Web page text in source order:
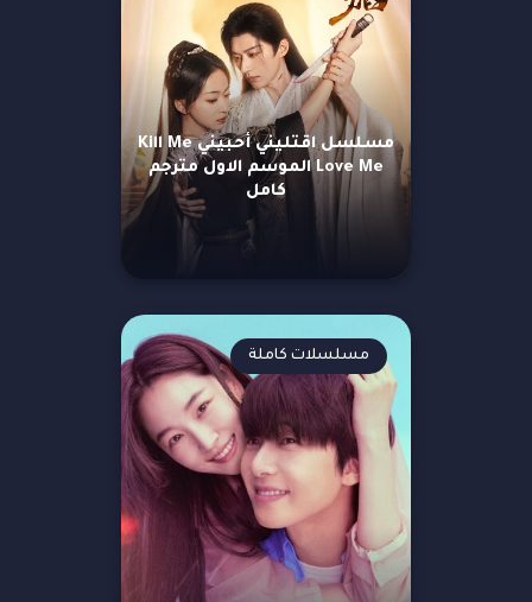
مسلسل اقتليني أحبيني Kill Me
Love Me الموسم الاول مترجم
كامل
مسلسلات كاملة